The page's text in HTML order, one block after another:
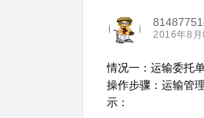
2016年8
情况一：运输委托
操作步骤：运输
示：